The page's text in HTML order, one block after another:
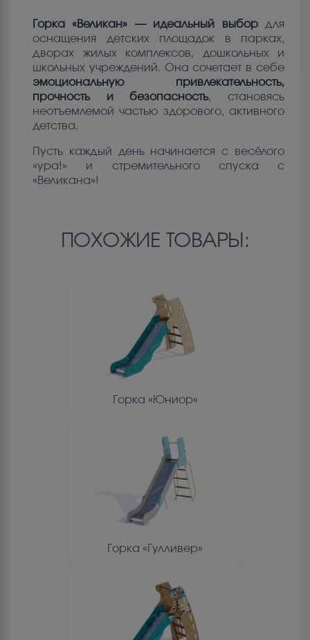
Горка «Великан» — идеальный выбордля
оснащения детских площадок в парках,
дворах жилых комплексов, дошкольных и
школьных учреждений. Она сочетает в себе
эмоциональную привлекательность,
прочность и безопасность, становясь
неотъемлемой частью здорового, активного
детства.
Пусть каждый день начинается с весёлого
«ура!» и стремительного спуска с
«Великана»!
ПОХОЖИЕ ТОВАРЫ:
Горка «Юниор»
Горка «Гулливер»